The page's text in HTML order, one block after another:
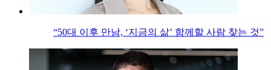
“50대 이후 만남, ‘지금의 삶’ 함께할 사람 찾는 것”